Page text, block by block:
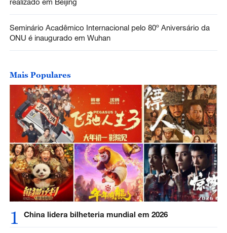
Seminário Acadêmico Internacional pelo 80º Aniversário da
ONU é inaugurado em Wuhan
Mais Populares
1 China lidera bilheteria mundial em 2026